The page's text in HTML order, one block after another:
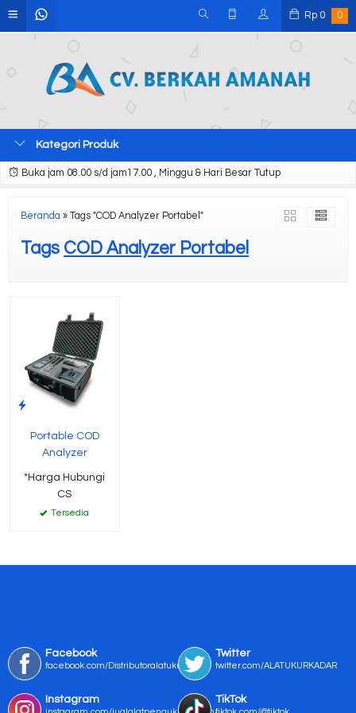
Rp 0 0
Kategori Produk
Buka jam 08.00 s/d jam17.00 , Minggu & Hari Besar Tutup
Beranda » Tags "COD Analyzer Portabel"
Tags COD Analyzer Portabel
Portable COD
Analyzer
*Harga Hubungi
CS
Tersedia
Facebook
facebook.com/Distributoralatukur
Twitter
twitter.com/ALATUKURKADAR
Instagram TikTok